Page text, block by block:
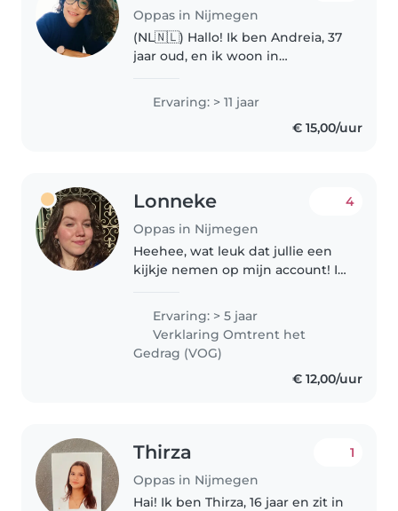
Oppas in Nijmegen
(NL🇳🇱) Hallo! Ik ben Andreia, 37
jaar oud, en ik woon in
(moedertaal) en Engels. Mijn
Nederlands is momenteel
ongeveer A2 -> B1 en ik blijf het
Ervaring: > 11 jaar
€ 15,00/uur
Lonneke
Oppas in Nijmegen
4
Heehee, wat leuk dat jullie een
kijkje nemen op mijn account! Ik
momenteel de opleiding
Pedagogiek aan de HAN.
Aankomend jaar loop ik stage in
een kliniek..
Ervaring: > 5 jaar
Verklaring Omtrent het
Gedrag (VOG)
€ 12,00/uur
Thirza
Oppas in Nijmegen
1
Hai! Ik ben Thirza, 16 jaar en zit in